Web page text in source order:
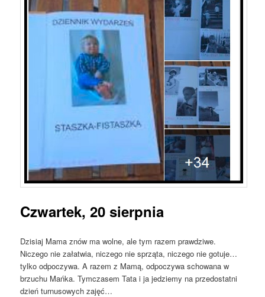
Czwartek, 20 sierpnia
Dzisiaj Mama znów ma wolne, ale tym razem prawdziwe.
Niczego nie załatwia, niczego nie sprząta, niczego nie gotuje…
tylko odpoczywa. A razem z Mamą, odpoczywa schowana w
brzuchu Mańka. Tymczasem Tata i ja jedziemy na przedostatni
dzień turnusowych zajęć…